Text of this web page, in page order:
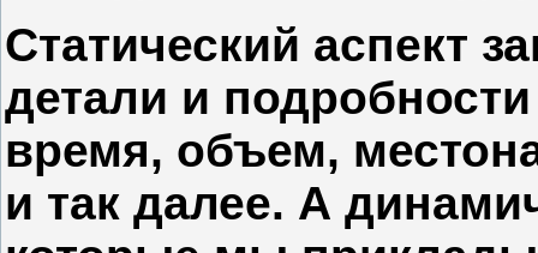
Статический аспект
детали и
время, объем,
и так далее. А